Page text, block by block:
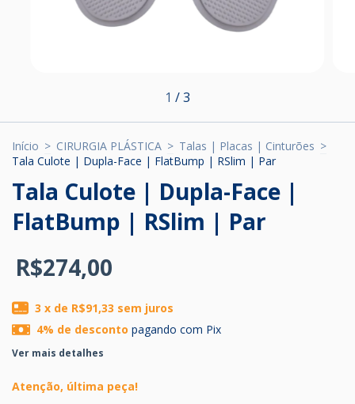
1 /3
Início > CIRURGIA PLÁSTICA > Talas | Placas | Cinturões >
Tala Culote | Dupla-Face | FlatBump | RSlim | Par
Tala Culote | Dupla-Face |
FlatBump | RSlim | Par
R$274,00
3 x de R$91,33 sem juros
4% de desconto pagando com Pix
Ver mais detalhes
Atenção, última peça!